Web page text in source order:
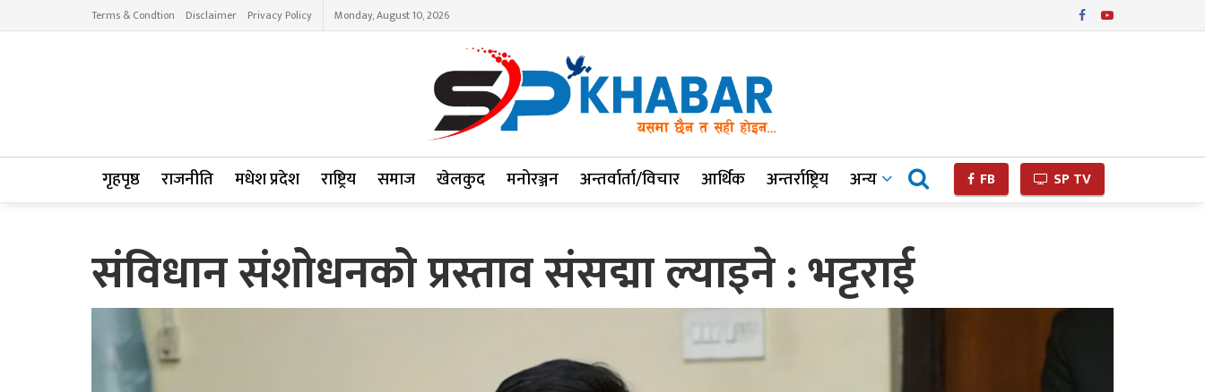
Terms & Condtion Disclaimer Privacy Policy Monday, August 10, 2026
गृहपृष्ठ राजनीति मधेश प्रदेश राष्ट्रिय समाज खेलकुद मनोरञ्जन अन्तर्वार्ता/विचार आर्थिक अन्तर्राष्ट्रिय अन्य FB SP TV
संविधान संशोधनको प्रस्ताव संसद्मा ल्याइने : भट्टराई